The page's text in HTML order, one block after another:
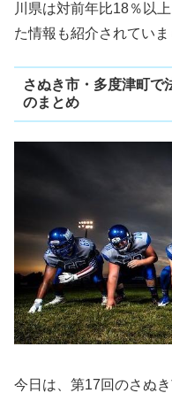
川県は対前年比18％以
た情報も紹介されていま
さぬき市・多度津町で
のまとめ
今日は、第17回のさぬ